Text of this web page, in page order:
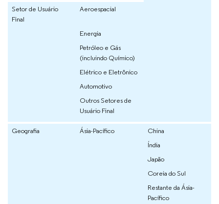
Setor de Usuário
Final
Aeroespacial
Energia
Petróleo e Gás
(incluindo Químico)
Elétrico e Eletrônico
Automotivo
Outros Setores de
Usuário Final
Geografia Ásia-Pacífico
China
Índia
Japão
Coreia do Sul
Restante da Ásia-
Pacífico